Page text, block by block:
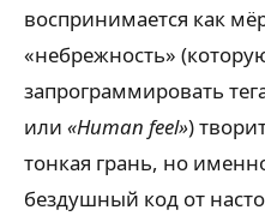
воспринимается как
«небрежность»
запрограммировать
или «Human feel»)
тонкая грань, но
бездушный код от